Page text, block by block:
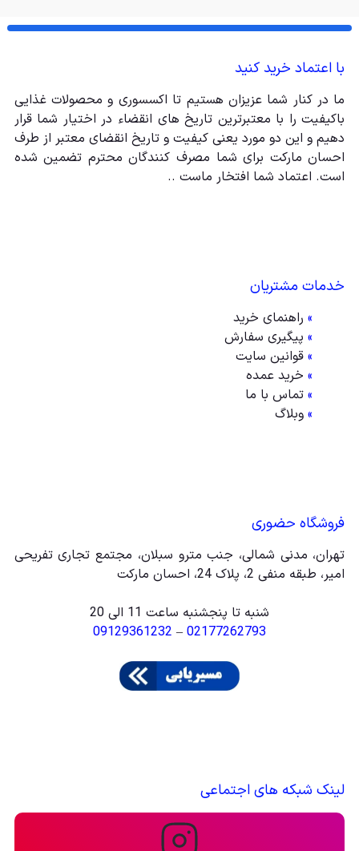
با اعتماد خرید کنید
ما در کنار شما عزیزان هستیم تا اکسسوری و محصولات غذایی
باکیفیت را با معتبرترین تاریخ های انقضاء در اختیار شما قرار
دهیم و این دو مورد یعنی کیفیت و تاریخ انقضای معتبر از طرف
احسان مارکت برای شما مصرف کنندگان محترم تضمین شده
است. اعتماد شما افتخار ماست ..
خدمات مشتریان
» راهنمای خرید
» پیگیری سفارش
» قوانین سایت
» خرید عمده
» تماس با ما
» وبلاگ
فروشگاه حضوری
تهران، مدنی شمالی، جنب مترو سبلان، مجتمع تجاری تفریحی
امیر، طبقه منفی 2، پلاک 24، احسان مارکت
شنبه تا پنجشنبه ساعت 11 الی 20
02177262793
–
09129361232
لینک شبکه های اجتماعی